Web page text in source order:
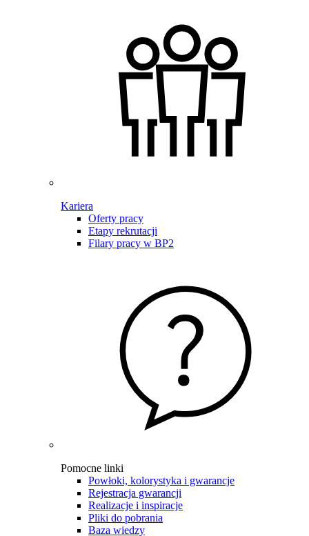
Kariera
Oferty pracy
Etapy rekrutacji
Filary pracy w BP2
Pomocne linki
Powłoki, kolorystyka i gwarancje
Rejestracja gwarancji
Realizacje i inspiracje
Pliki do pobrania
Baza wiedzy